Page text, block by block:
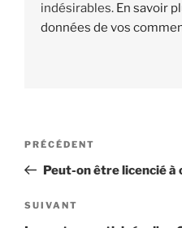
indésirables. En savoir
données de vos
Navigation
l’article
Article
précédent
PRÉCÉDENT
Peut-on être licencié à
Article
SUIVANT